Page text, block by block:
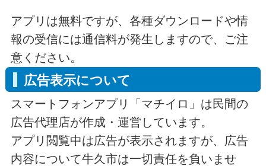
アプリは無料ですが、各種ダウンロードや情
報の受信には通信料が発生しますので、ご注
意ください。
広告表示について
スマートフォンアプリ「マチイロ」は民間の
広告代理店が作成・運営しています。
アプリ閲覧中は広告が表示されますが、広告
内容について牛久市は一切責任を負いませ